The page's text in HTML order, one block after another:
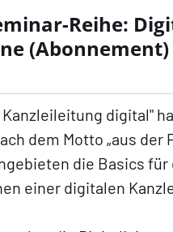
Reihe:
(Abonnement)
digital"
dem Motto „aus der
die Basics
einer digitalen